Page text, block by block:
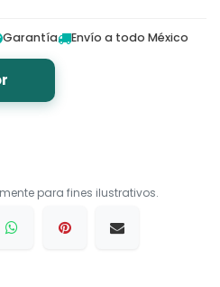
Garantía Envío a todo México
para fines ilustrativos.